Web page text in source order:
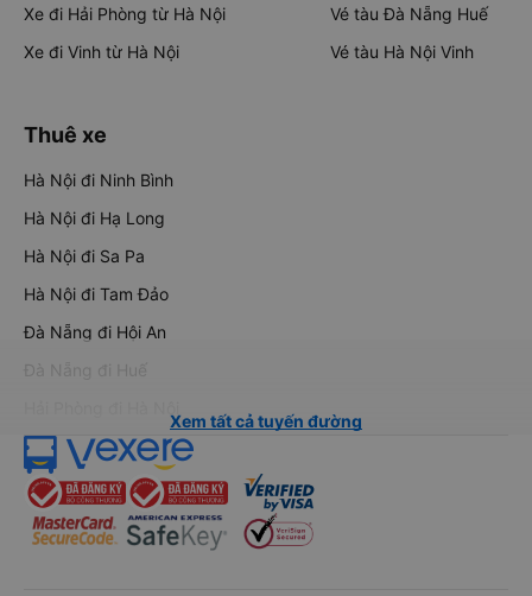
Xe đi Hải Phòng từ Hà Nội
Xe đi Vinh từ Hà Nội
Vé tàu Đà Nẵng Huế
Vé tàu Hà Nội Vinh
Thuê xe
Hà Nội đi Ninh Bình
Hà Nội đi Hạ Long
Hà Nội đi Sa Pa
Hà Nội đi Tam Đảo
Đà Nẵng đi Hội An
Đà Nẵng đi Huế
Xem tất cả tuyến đường